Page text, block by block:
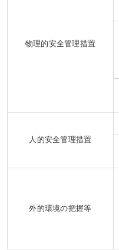
物理的安全管理措置
人的安全管理措置
外的環境の把握等